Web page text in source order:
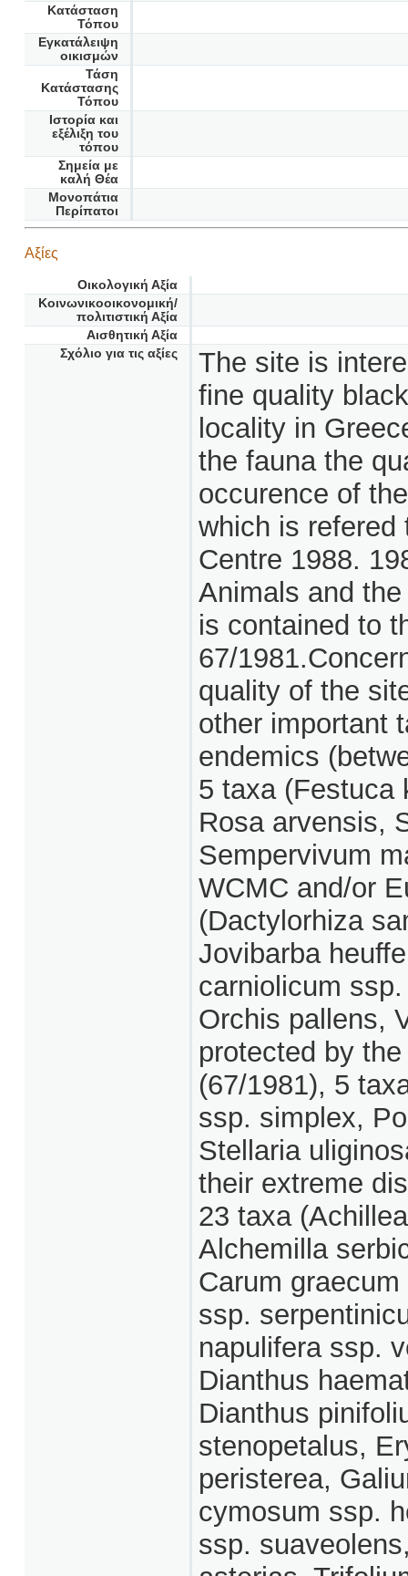
Κατάσταση
Τόπου
Εγκατάλειψη
οικισμών
Τάση
Κατάστασης
Τόπου
Ιστορία και
εξέλιξη του
τόπου
Σημεία με
καλή Θέα
Μονοπάτια
Περίπατοι
Αξίες
Οικολογική Αξία
Κοινωνικοοικονομική/
πολιτιστική Αξία
Αισθητική Αξία
Σχόλιο για τις αξίες
The site is
fine quality
locality in
the fauna the
occurence of
which is refered
Centre 1988.
Animals and
is contained to
67/
quality of the
other important
endemics
5 taxa (Festuca
Rosa arvensis,
Sempervivum
WCMC and/or
(Dactylorhiza
Jovibarba
carniolicum
Orchis pallens,
protected by
(67/1981), 5
ssp. simplex,
Stellaria
their extreme
23 taxa
Alchemilla
Carum
ssp.
napulifera ssp.
Dianthus
Dianthus
stenopetalus,
peristerea,
cymosum ssp.
ssp.